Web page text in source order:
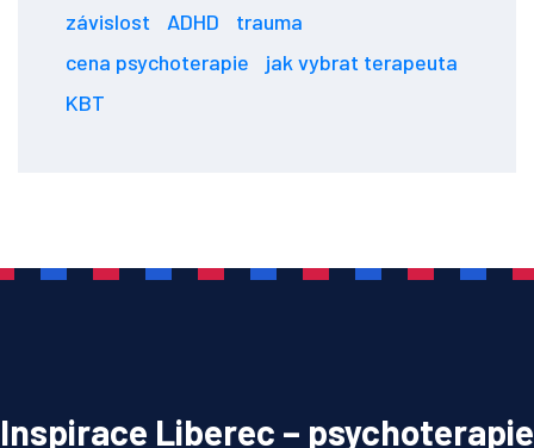
závislost
ADHD
trauma
cena psychoterapie
jak vybrat terapeuta
KBT
Inspirace Liberec – psychoterapie